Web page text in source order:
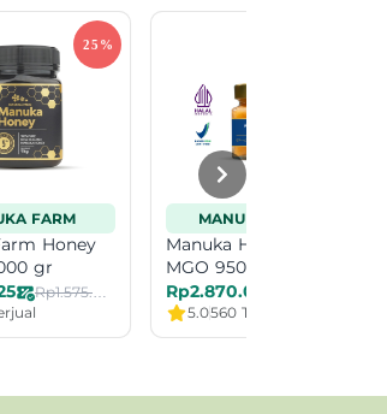
FARM
Honey
gr
MANUKA HEALTH
Manuka Health Honey
MGO 950+ 250 gr
Rp2.870.000
5.0560 Terjual